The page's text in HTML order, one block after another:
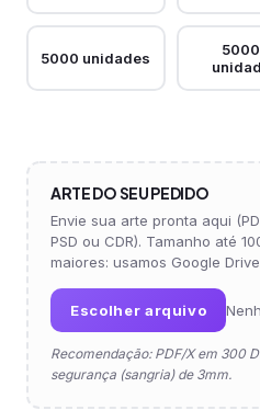
5000 unidades
ARTE DO SEU PEDIDO
Envie sua arte pronta aqui
PSD ou CDR). Tamanho até
maiores: usamos Google
Escolher arquivo
Recomendação: PDF/X em 300
segurança (sangria) de 3mm.